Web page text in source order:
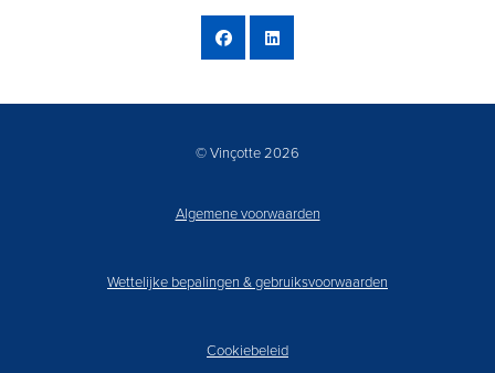
© Vinçotte 2026
Algemene voorwaarden
Wettelijke bepalingen & gebruiksvoorwaarden
Cookiebeleid